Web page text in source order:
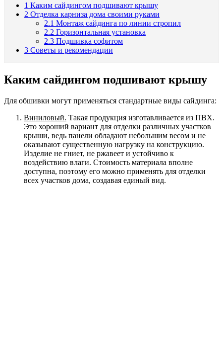
1 Каким сайдингом подшивают крышу
2 Отделка карниза дома своими руками
2.1 Монтаж сайдинга по линии стропил
2.2 Горизонтальная установка
2.3 Подшивка софитом
3 Советы и рекомендации
Каким сайдингом подшивают крышу
Для обшивки могут применяться стандартные виды сайдинга:
Виниловый. Такая продукция изготавливается из ПВХ.
Это хороший вариант для отделки различных участков
крыши, ведь панели обладают небольшим весом и не
оказывают существенную нагрузку на конструкцию.
Изделие не гниет, не ржавеет и устойчиво к
воздействию влаги. Стоимость материала вполне
доступна, поэтому его можно применять для отделки
всех участков дома, создавая единый вид.